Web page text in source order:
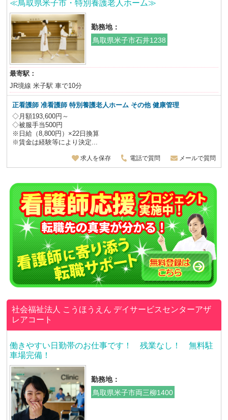
≪鳥取県米子市・特別養護老人ホーム≫
勤務地：
鳥取県米子市石井1238
最寄駅：
JR境線 米子駅 車で10分
正看護師 准看護師特別養護老人ホーム その他 健康管理
◇月額193,600円～
◇被服手当500円
※日給（8,800円）×22日換算
※賃金は経験等により決定...
求人を保存 電話で質問 メールで質問
社会福祉法人 こうほうえん デイサービスセンターアザ
レアコート
働きやすい日勤帯のお仕事です！ 残業なし！ 無料駐
車場完備！
勤務地：
鳥取県米子市両三柳1400